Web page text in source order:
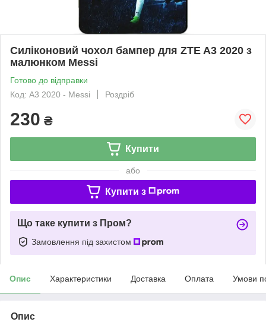
Силіконовий чохол бампер для ZTE A3 2020 з
малюнком Messi
Готово до відправки
Код: A3 2020 - Messi
Роздріб
230 ₴
Купити
або
Купити з
Що таке купити з Пром?
Замовлення під захистом
Опис Характеристики Доставка Оплата Умови
Опис